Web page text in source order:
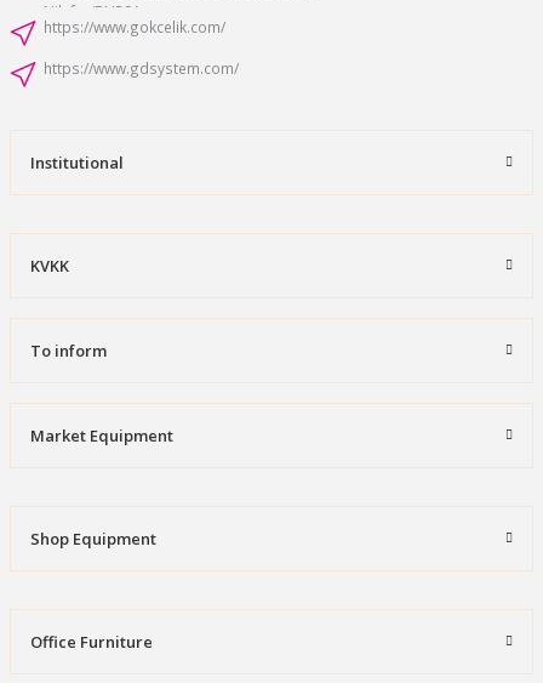
Nilufer/BURSA
https://www.gokcelik.com/
https://www.gdsystem.com/
Institutional
KVKK
To inform
Market Equipment
Shop Equipment
Office Furniture